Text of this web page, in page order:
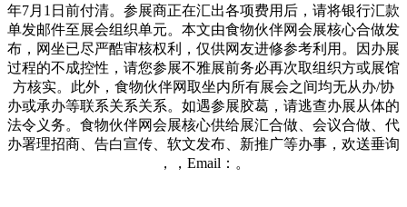
年7月1日前付清。参展商正在汇出各项费用后，请将银行汇款
单发邮件至展会组织单元。本文由食物伙伴网会展核心合做发
布，网坐已尽严酷审核权利，仅供网友进修参考利用。因办展
过程的不成控性，请您参展不雅展前务必再次取组织方或展馆
方核实。此外，食物伙伴网取坐内所有展会之间均无从办/协
办或承办等联系关系关系。如遇参展胶葛，请逃查办展从体的
法令义务。食物伙伴网会展核心供给展汇合做、会议合做、代
办署理招商、告白宣传、软文发布、新推广等办事，欢送垂询
，，Email：。